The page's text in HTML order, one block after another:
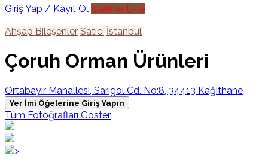
Giriş Yap / Kayıt Ol İşletme Ekle
Ahşap Bileşenler Satıcı İstanbul
Çoruh Orman Ürünleri
Ortabayır Mahallesi, Sarıgöl Cd. No:8, 34413 Kağıthane
Yer İmi Öğelerine Giriş Yapın
Tüm Fotoğrafları Göster
>